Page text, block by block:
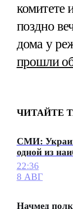
комитете
поздно
дома у
прошли
ЧИТАЙТЕ
СМИ:
одной из
22:36
8 АВГ
Начмед